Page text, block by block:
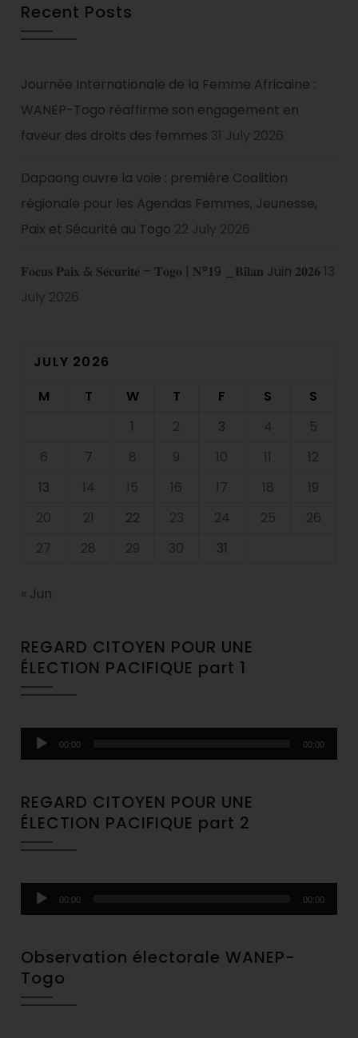
Recent Posts
Journée Internationale de la Femme Africaine :
WANEP-Togo réaffirme son engagement en
faveur des droits des femmes 31 July 2026
Dapaong ouvre la voie : première Coalition
régionale pour les Agendas Femmes, Jeunesse,
Paix et Sécurité au Togo 22 July 2026
𝐅𝐨𝐜𝐮𝐬 𝐏𝐚𝐢𝐱 & 𝐒𝐞́𝐜𝐮𝐫𝐢𝐭𝐞́ – 𝐓𝐨𝐠𝐨 | 𝐍°𝟏9 _𝐁𝐢𝐥𝐚𝐧 Juin 𝟐𝟎𝟐𝟔 13
July 2026
JULY 2026
M
T W T F S
S
1
2 3 4
5
6
7 8 9 10 11
12
13
14 15 16 17 18
19
20
21 22 23 24 25
26
27
28 29 30 31
« Jun
REGARD CITOYEN POUR UNE
ÉLECTION PACIFIQUE part 1
Audio
Player
00:00 00:00
REGARD CITOYEN POUR UNE
ÉLECTION PACIFIQUE part 2
Audio
Player
00:00 00:00
Observation électorale WANEP-
Togo